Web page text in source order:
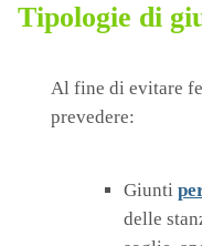
Tipologie di
Al fine di evitare
prevedere:
Giunti
delle